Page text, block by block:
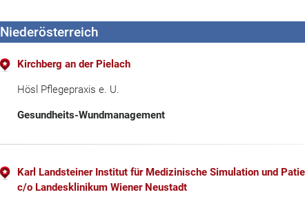
Niederösterreich
Kirchberg an der Pielach
Hösl Pflegepraxis e. U.
Gesundheits-Wundmanagement
Karl Landsteiner Institut für Medizinische Simulation und
c/o Landesklinikum Wiener Neustadt